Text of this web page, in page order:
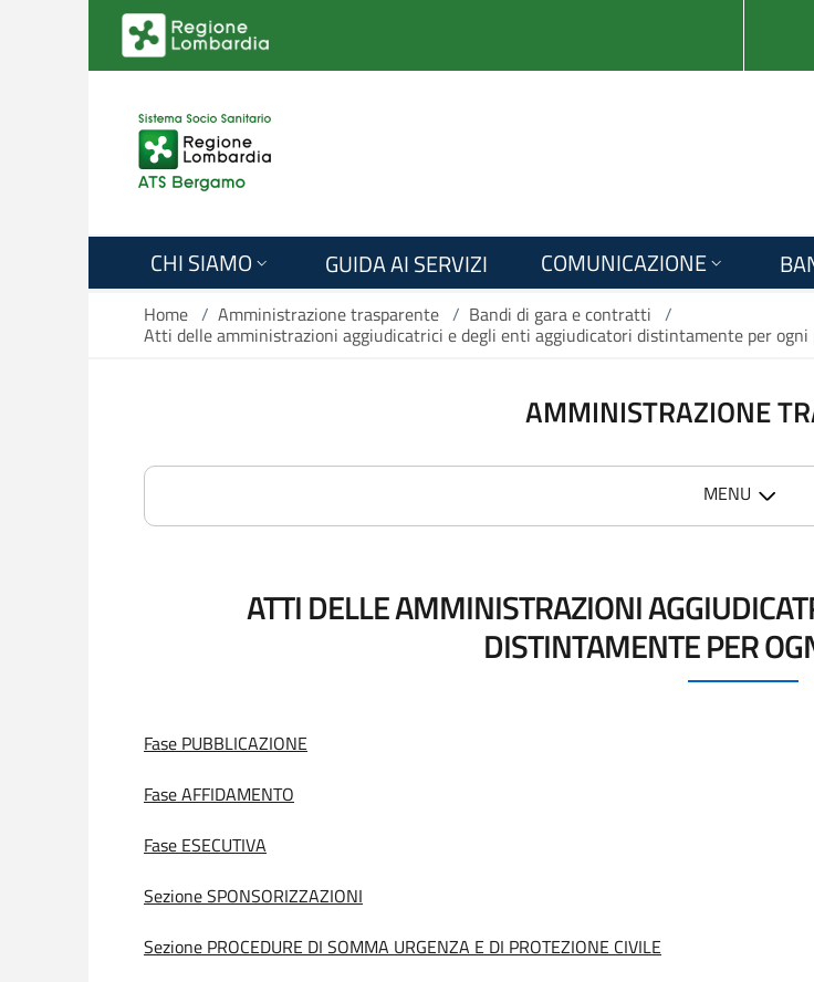
Salta al contenuto principale
CHI SIAMO GUIDA AI SERVIZI COMUNICAZIONE
Home / Amministrazione trasparente / Bandi di gara e contratti /
Atti delle amministrazioni aggiudicatrici e degli enti aggiudicatori distintamente per ogni
AMMINISTRAZIONE
MENU
ATTI DELLE AMMINISTRAZIONI
DISTINTAMENTE PER
Fase PUBBLICAZIONE
Fase AFFIDAMENTO
Fase ESECUTIVA
Sezione SPONSORIZZAZIONI
Sezione PROCEDURE DI SOMMA URGENZA E DI PROTEZIONE CIVILE